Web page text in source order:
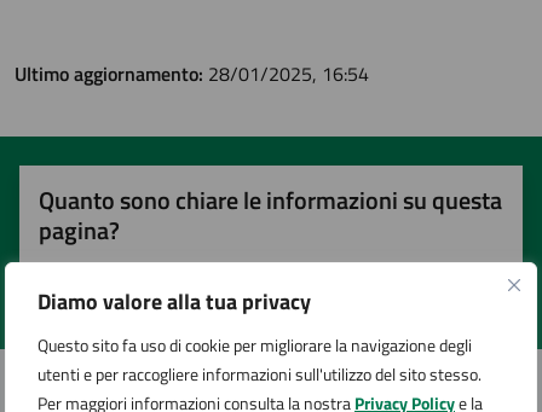
Diamo valore alla tua privacy
Questo sito fa uso di cookie per migliorare la navigazione degli
utenti e per raccogliere informazioni sull'utilizzo del sito stesso.
Per maggiori informazioni consulta la nostraPrivacy Policye la
Ultimo aggiornamento: 28/01/2025, 16:54
Quanto sono chiare le informazioni su questa
pagina?
Valuta 5 stelle su 5
Valuta 4 stelle su 5
Valuta 3 stelle su 5
Valuta 2 stelle su 5
Valuta 1 stelle su 5